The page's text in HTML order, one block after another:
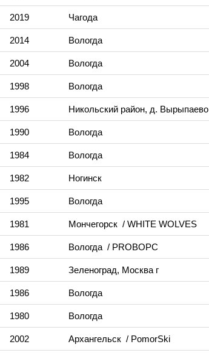
2019 Чагода
2014 Вологда
2004 Вологда
1998 Вологда
1996 Никольский район, д. Вырыпаево
1990 Вологда
1984 Вологда
1982 Ногинск
1995 Вологда
1981 Мончегорск / WHITE WOLVES
1986 Вологда / PROВОРС
1989 Зеленоград, Москва г
1986 Вологда
1980 Вологда
2002 Архангельск / PomorSki